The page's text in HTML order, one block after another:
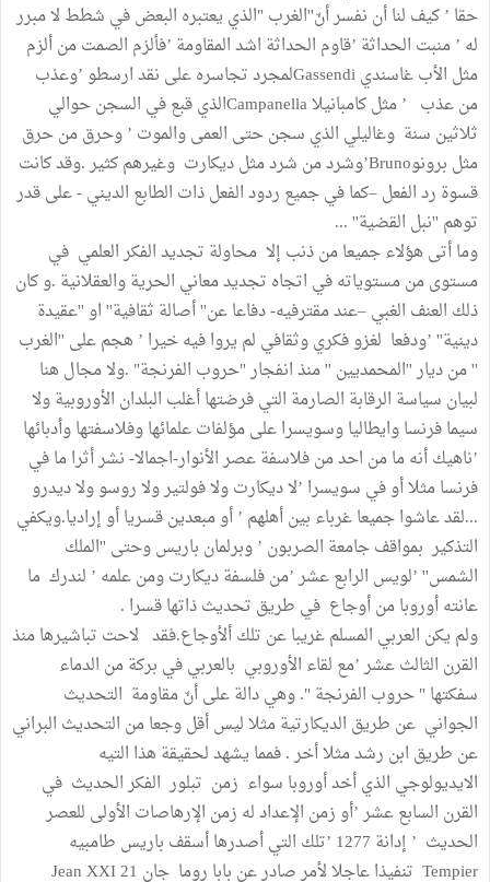
حقا ’ كيف لنا أن نفسر أنّ''الغرب "الذي يعتبره البعض في شطط لا مبرر
له ’ منبت الحداثة ’قاوم الحداثة اشد المقاومة ’فألزم الصمت من ألزم
مثل الأب غاسندي Gassendiلمجرد تجاسره على نقد ارسطو ’وعذب
من عذب ’ مثل كامبانيلا Campanellaالذي قبع في السجن حوالي
ثلاثين سنة وغاليلي الذي سجن حتى العمى والموت ’ وحرق من حرق
مثل برونوBruno’وشرد من شرد مثل ديكارت وغيرهم كثير .وقد كانت
قسوة رد الفعل –كما في جميع ردود الفعل ذات الطابع الديني - على قدر
توهم ''نبل القضية'' ...
وما أتى هؤلاء جميعا من ذنب إلا محاولة تجديد الفكر العلمي في
مستوى من مستوياته في اتجاه تجديد معاني الحرية والعقلانية .و كان
ذلك العنف الغبي –عند مقترفيه- دفاعا عن'' أصالة ثقافية'' او ''عقيدة
دينية'' ’ودفعا لغزو فكري وثقافي لم يروا فيه خيرا ’ هجم على ''الغرب
'' من ديار ''المحمديين '' منذ انفجار "حروب الفرنجة" .ولا مجال هنا
لبيان سياسة الرقابة الصارمة التي فرضتها أغلب البلدان الأوروبية ولا
سيما فرنسا وايطاليا وسويسرا على مؤلفات علمائها وفلاسفتها وأدبائها
’ناهيك أنه ما من احد من فلاسفة عصر الأنوار-اجمالا- نشر أثرا ما في
فرنسا مثلا أو في سويسرا ’لا ديكارت ولا فولتير ولا روسو ولا ديدرو
...لقد عاشوا جميعا غرباء بين أهلهم ’ أو مبعدين قسريا أو إراديا.ويكفي
التذكير بمواقف جامعة الصربون ’ وبرلمان باريس وحتى ''الملك
الشمس'' ’لويس الرابع عشر ’من فلسفة ديكارت ومن علمه ’ لندرك ما
عانته أوروبا من أوجاع في طريق تحديث ذاتها قسرا .
ولم يكن العربي المسلم غريبا عن تلك ألأوجاع.فقد لاحت تباشيرها منذ
القرن الثالث عشر ’مع لقاء الأوروبي بالعربي في بركة من الدماء
سفكتها " حروب الفرنجة ". وهي دالة على أنّ مقاومة التحديث
الجواني عن طريق الديكارتية مثلا ليس أقل وجعا من التحديث البراني
عن طريق ابن رشد مثلا أخر . فمما يشهد لحقيقة هذا التيه
الايديولوجي الذي أخد أوروبا سواء زمن تبلور الفكر الحديث في
القرن السابع عشر ’أو زمن الإعداد له زمن الإرهاصات الأولى للعصر
الحديث ’ إدانة 1277 ’تلك التي أصدرها أسقف باريس طامبيه
Tempier تنفيذا عاجلا لأمر صادر عن بابا روما جان 21 Jean XXI